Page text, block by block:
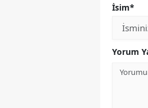
İsim*
Yorum